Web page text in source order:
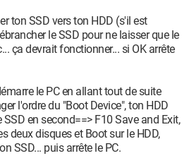
ton SSD vers ton HDD (s'il est
le SSD pour ne laisser que le
ça devrait fonctionner... si OK arrête
le PC en allant tout de suite
l'ordre du "Boot Device", ton HDD
en second==> F10 Save and Exit,
deux disques et Boot sur le HDD,
SSD... puis arrête le PC.